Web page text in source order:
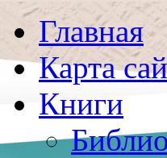
Главная
Карта
Книги